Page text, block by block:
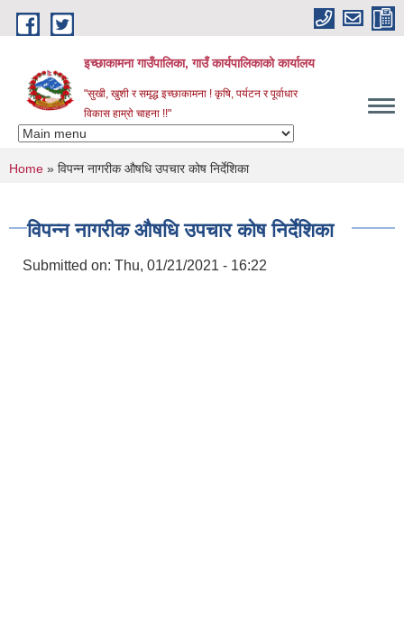
Skip to main content
इच्छाकामना गाउँपालिका, गाउँ कार्यपालिकाको कार्यालय
"सुखी, खुशी र समृद्ध इच्छाकामना ! कृषि, पर्यटन र पूर्वाधार
विकास हाम्रो चाहना !!"
You are here
Home » विपन्न नागरीक औषधि उपचार कोष निर्देशिका
विपन्न नागरीक औषधि उपचार कोष निर्देशिका
Submitted on: Thu, 01/21/2021 - 16:22